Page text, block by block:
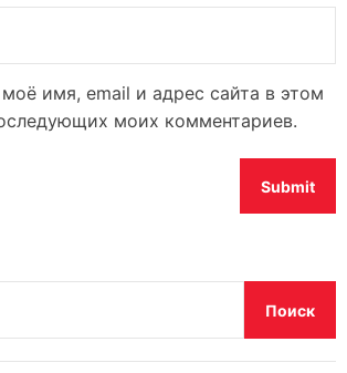
имя, email и адрес сайта в этом
моих комментариев.